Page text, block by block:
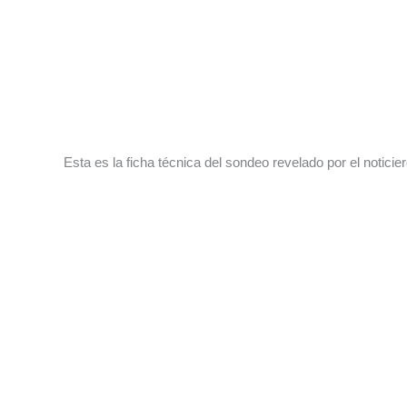
Esta es la ficha técnica del sondeo revelado por el